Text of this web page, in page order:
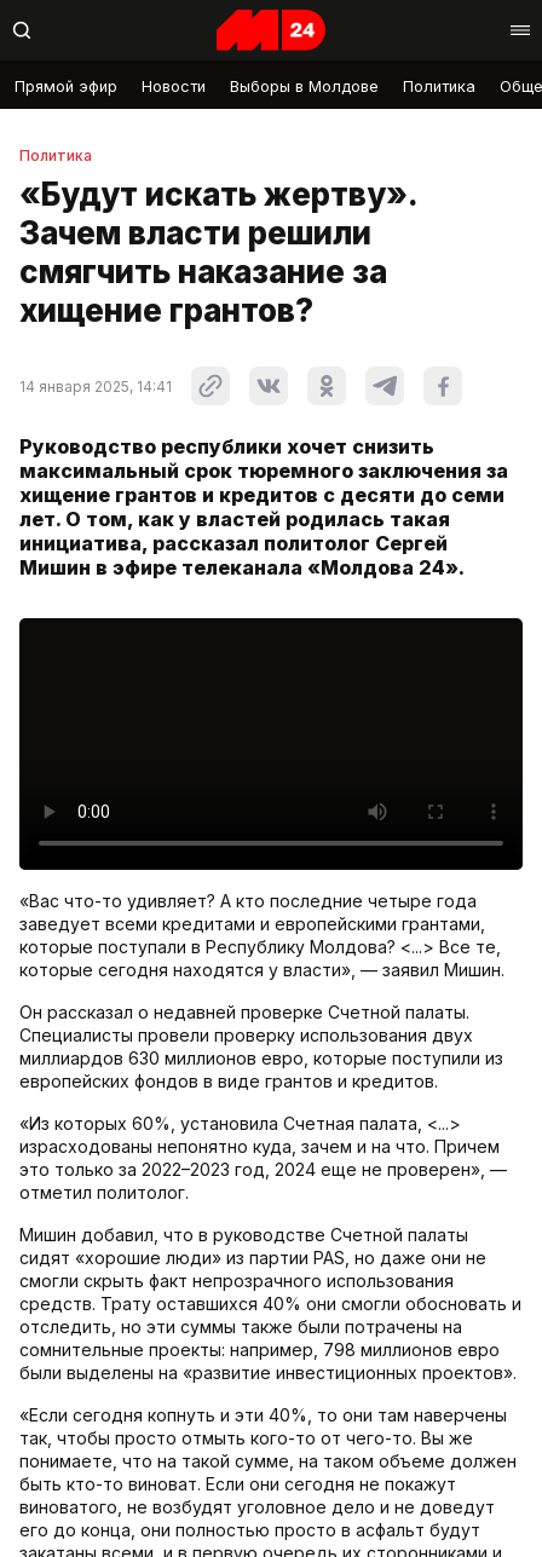
Прямой эфир Новости Выборы в Молдове Политика
Политика
«Будут искать жертву».
Зачем власти решили
смягчить наказание за
хищение грантов?
14 января 2025, 14:41
Руководство республики хочет снизить
максимальный срок тюремного заключения за
хищение грантов и кредитов с десяти до семи
лет. О том, как у властей родилась такая
инициатива, рассказал политолог Сергей
Мишин в эфире телеканала «Молдова 24».
«Вас что-то удивляет? А кто последние четыре года
заведует всеми кредитами и европейскими грантами,
которые поступали в Республику Молдова? <...> Все те,
которые сегодня находятся у власти», — заявил Мишин.
Он рассказал о недавней проверке Счетной палаты.
Специалисты провели проверку использования двух
миллиардов 630 миллионов евро, которые поступили из
европейских фондов в виде грантов и кредитов.
«Из которых 60%, установила Счетная палата, <...>
израсходованы непонятно куда, зачем и на что. Причем
это только за 2022–2023 год, 2024 еще не проверен», —
отметил политолог.
Мишин добавил, что в руководстве Счетной палаты
сидят «хорошие люди» из партии PAS, но даже они не
смогли скрыть факт непрозрачного использования
средств. Трату оставшихся 40% они смогли обосновать и
отследить, но эти суммы также были потрачены на
сомнительные проекты: например, 798 миллионов евро
были выделены на «развитие инвестиционных проектов».
«Если сегодня копнуть и эти 40%, то они там наверчены
так, чтобы просто отмыть кого-то от чего-то. Вы же
понимаете, что на такой сумме, на таком объеме должен
быть кто-то виноват. Если они сегодня не покажут
виноватого, не возбудят уголовное дело и не доведут
его до конца, они полностью просто в асфальт будут